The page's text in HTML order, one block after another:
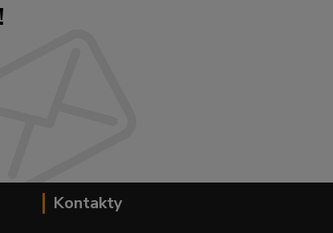
Kontakty